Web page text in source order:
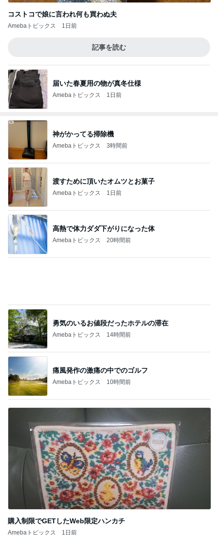
コストコで娘に言われ何も買わぬ夫
Amebaトピックス 1日前
記事を読む
届いた春夏用の物が真冬仕様
Amebaトピックス 1日前
神がかってる掃除機
Amebaトピックス 3時間前
渡すために頂いたオムツとお菓子
Amebaトピックス 1日前
高熱で体力ダダ下がりになった体
Amebaトピックス 20時間前
痛風発作の激痛の中でのゴルフ
Amebaトピックス 10時間前
購入制限でGETしたWeb限定ハンカチ
Amebaトピックス 1日前
記事を読む